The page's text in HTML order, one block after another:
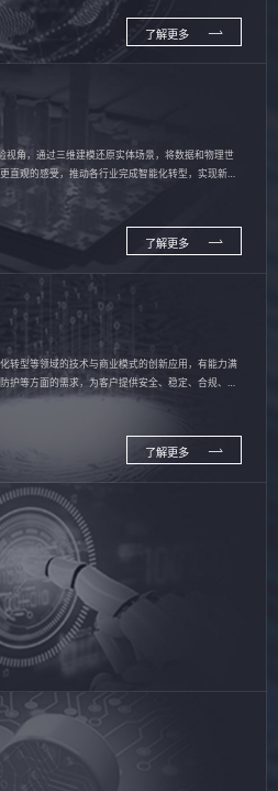
了解更多
视角，通过三维建模还原实体场景，将数据和物理世
直观的感受，推动各行业完成智能化转型，实现新旧
了解更多
转型等领域的技术与商业模式的创新应用，有能力满
护等方面的需求，为客户提供安全、稳定、合规、持
了解更多